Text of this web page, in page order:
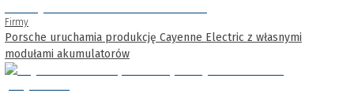
Firmy
Porsche uruchamia produkcję Cayenne Electric z własnymi
modułami akumulatorów